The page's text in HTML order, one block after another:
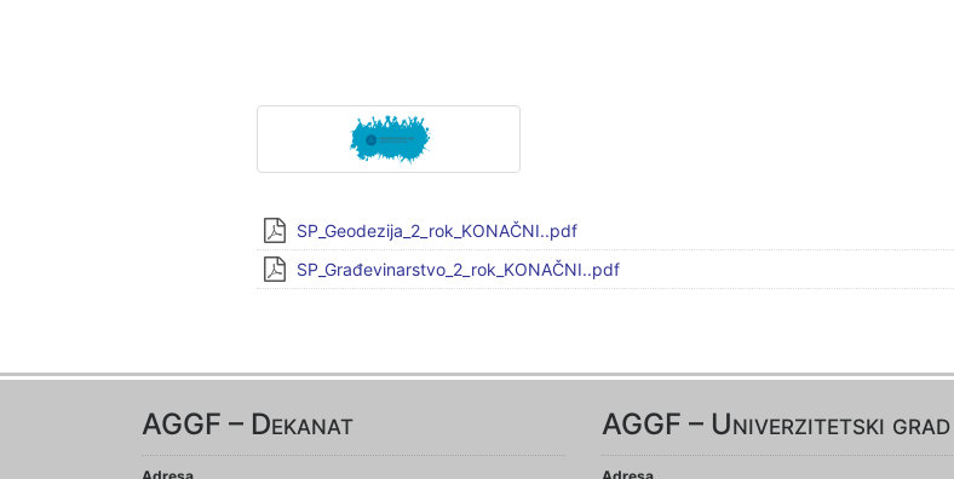
SP_Geodezija_2_rok_KONAČNI..pdf
SP_Građevinarstvo_2_rok_KONAČNI..pdf
AGGF – Dekanat AGGF – Univerzitetski grad